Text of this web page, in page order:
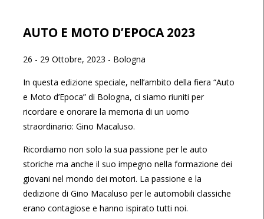
AUTO E MOTO D’EPOCA 2023
26 - 29 Ottobre, 2023 - Bologna
In questa edizione speciale, nell’ambito della fiera “Auto
e Moto d’Epoca” di Bologna, ci siamo riuniti per
ricordare e onorare la memoria di un uomo
straordinario: Gino Macaluso.
Ricordiamo non solo la sua passione per le auto
storiche ma anche il suo impegno nella formazione dei
giovani nel mondo dei motori. La passione e la
dedizione di Gino Macaluso per le automobili classiche
erano contagiose e hanno ispirato tutti noi.